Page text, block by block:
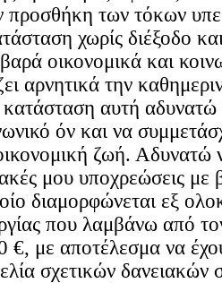
προσθήκη των τόκων
χωρίς διέξοδο
οικονομικά και
αρνητικά την
αυτή
όν και να
ζωή. Αδυνατώ
μου υποχρεώσεις
διαμορφώνεται εξ
που λαμβάνω από
€, με αποτέλεσμα να
σχετικών